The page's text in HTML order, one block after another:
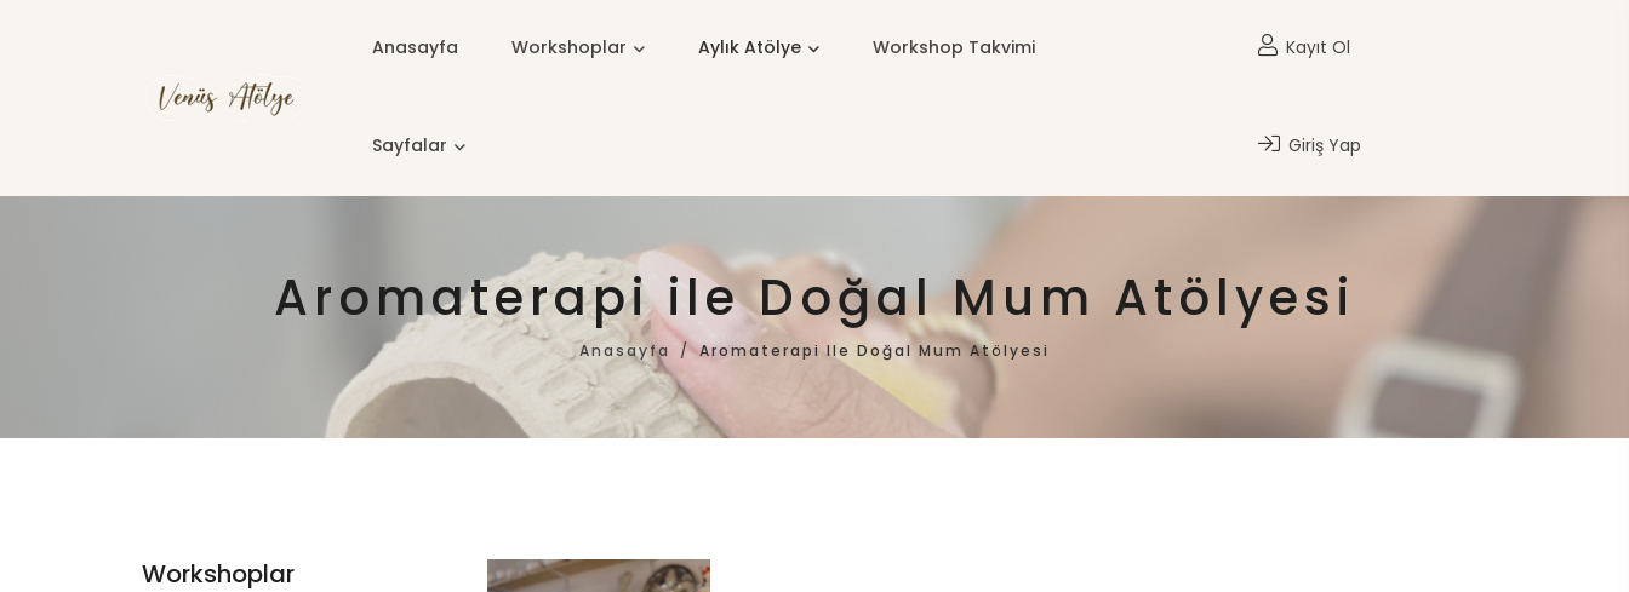
Anasayfa Workshoplar Aylık Atölye Workshop Takvimi
Sayfalar
Kayıt Ol
Giriş Yap
Aromaterapi ile Doğal Mum Atölyesi
Anasayfa Aromaterapi Ile Doğal Mum Atölyesi
Workshoplar